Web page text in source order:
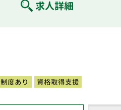
求人詳細
度あり 資格取得支援